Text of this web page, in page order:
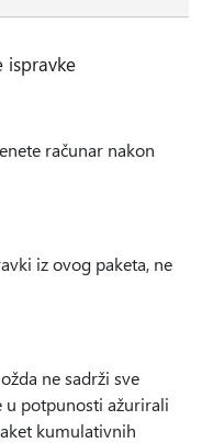
ispravke
računar nakon
iz ovog paketa, ne
ne sadrži sve
u potpunosti ažurirali
kumulativnih